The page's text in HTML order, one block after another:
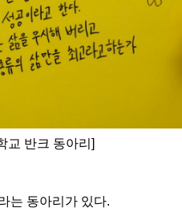
교 반크 동아리]
는 동아리가 있다.